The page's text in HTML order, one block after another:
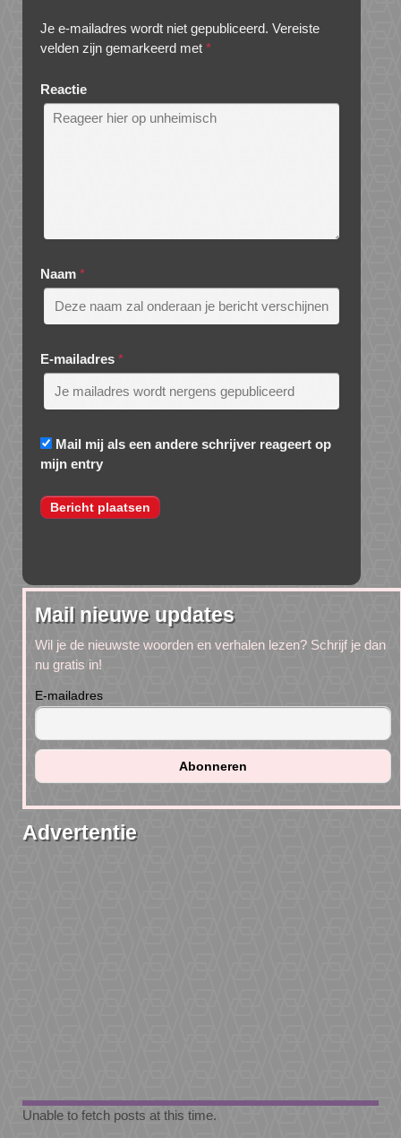
Je e-mailadres wordt niet gepubliceerd. Vereiste
velden zijn gemarkeerd met *
Reactie
Naam *
E-mailadres *
Mail mij als een andere schrijver reageert op
mijn entry
Mail nieuwe updates
Wil je de nieuwste woorden en verhalen lezen? Schrijf je dan
nu gratis in!
E-mailadres
Advertentie
Unable to fetch posts at this time.